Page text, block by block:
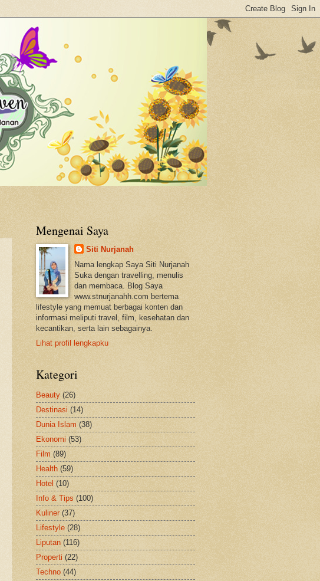
Mengenai Saya
Siti Nurjanah
Nama lengkap Saya Siti Nurjanah
Suka dengan travelling, menulis
dan membaca. Blog Saya
www.stnurjanahh.com bertema
lifestyle yang memuat berbagai konten dan
informasi meliputi travel, film, kesehatan dan
kecantikan, serta lain sebagainya.
Lihat profil lengkapku
Kategori
Beauty (26)
Destinasi (14)
Dunia Islam (38)
Ekonomi (53)
Film (89)
Health (59)
Hotel (10)
Info & Tips (100)
Kuliner (37)
Lifestyle (28)
Liputan (116)
Properti (22)
Techno (44)